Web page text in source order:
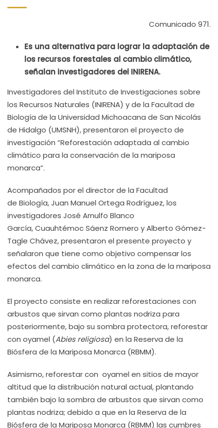
Comunicado 971.
Es una alternativa para lograr la adaptación de
los recursos forestales al cambio climático,
señalan investigadores del INIRENA.
Investigadores del Instituto de Investigaciones sobre
los Recursos Naturales (INIRENA) y de la Facultad de
Biología de la Universidad Michoacana de San Nicolás
de Hidalgo (UMSNH), presentaron el proyecto de
investigación “Reforestación adaptada al cambio
climático para la conservación de la mariposa
monarca”.
Acompañados por el director de la Facultad
de Biología, Juan Manuel Ortega Rodríguez, los
investigadores José Arnulfo Blanco
García, Cuauhtémoc Sáenz Romero y Alberto Gómez-
Tagle Chávez, presentaron el presente proyecto y
señalaron que tiene como objetivo compensar los
efectos del cambio climático en la zona de la mariposa
monarca.
El proyecto consiste en realizar reforestaciones con
arbustos que sirvan como plantas nodriza para
posteriormente, bajo su sombra protectora, reforestar
con oyamel (Abies religiosa) en la Reserva de la
Biósfera de la Mariposa Monarca (RBMM).
Asimismo, reforestar con oyamel en sitios de mayor
altitud que la distribución natural actual, plantando
también bajo la sombra de arbustos que sirvan como
plantas nodriza; debido a que en la Reserva de la
Biósfera de la Mariposa Monarca (RBMM) las cumbres